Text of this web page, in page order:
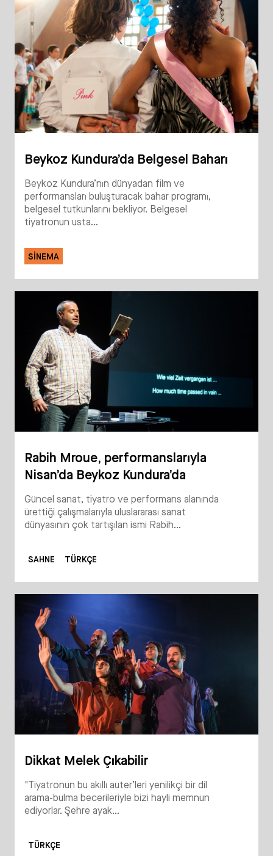
Beykoz Kundura’da Belgesel Baharı
Beykoz Kundura’nın dünyadan film ve
performansları buluşturacak bahar programı,
belgesel tutkunlarını bekliyor. Belgesel
tiyatronun usta...
SINEMA
Rabih Mroue, performanslarıyla
Nisan’da Beykoz Kundura’da
Güncel sanat, tiyatro ve performans alanında
ürettiği çalışmalarıyla uluslararası sanat
dünyasının çok tartışılan ismi Rabih...
SAHNE TÜRKÇE
Dikkat Melek Çıkabilir
"Tiyatronun bu akıllı auter’leri yenilikçi bir dil
arama-bulma becerileriyle bizi hayli memnun
ediyorlar. Şehre ayak...
TÜRKÇE